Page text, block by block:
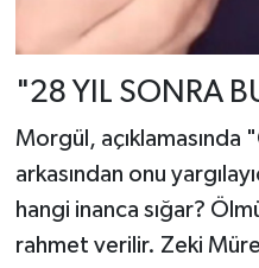
"28 YIL SONRA
Morgül, açıklamasında
arkasından onu
hangi inanca sığar?
rahmet verilir. Zeki